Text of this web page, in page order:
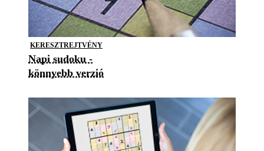
KERESZTREJTVÉNY
Napi sudoku -
könnyebb verzió